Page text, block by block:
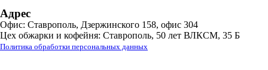
Адрес
Офис: Ставрополь, Дзержинского 158, офис 304
Цех обжарки и кофейня: Ставрополь, 50 лет ВЛКСМ, 35 Б
Политика обработки персональных данных